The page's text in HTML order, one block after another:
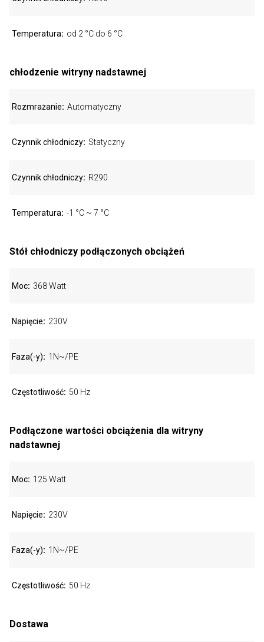
Temperatura od 2 °C do 6 °C
chłodzenie witryny nadstawnej
Rozmrażanie Automatyczny
Czynnik chłodniczy Statyczny
Czynnik chłodniczy R290
Temperatura -1 °C ~ 7 °C
Stół chłodniczy podłączonych obciążeń
Moc 368 Watt
Napięcie 230V
Faza(-y) 1N~/PE
Częstotliwość 50 Hz
Podłączone wartości obciążenia dla witryny
nadstawnej
Moc 125 Watt
Napięcie 230V
Faza(-y) 1N~/PE
Częstotliwość 50 Hz
Dostawa